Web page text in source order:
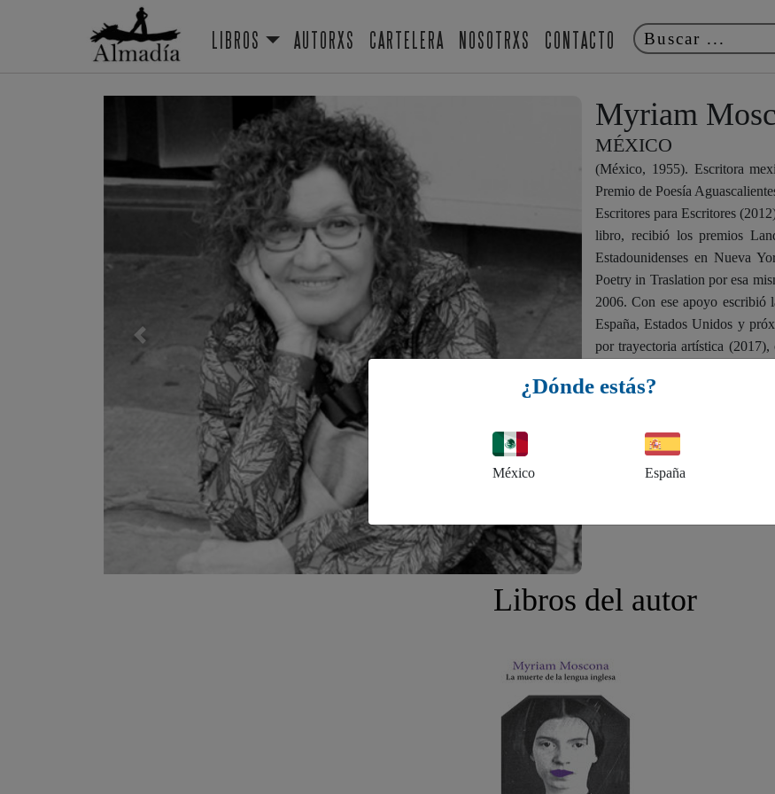
LIBROS AUTORXS CARTELERA NOSOTRXS CONTACTO
Previous
Myriam
MÉXICO
(México, 1955). Escritora
Premio de Poesía
Escritores para Escritores
libro, recibió los premios
Estadounidenses en Nueva
Poetry in Traslation por esa
2006. Con ese apoyo escribió
España, Estados Unidos y
por trayectoria artística (2017),
nadar. Vive en la Ciudad de
Libros del autor
¿Dónde estás?
México España